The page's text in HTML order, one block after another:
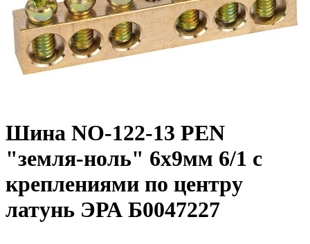
Шина NO-122-13 PEN
"земля-ноль" 6х9мм 6/1 с
креплениями по центру
латунь ЭРА Б0047227